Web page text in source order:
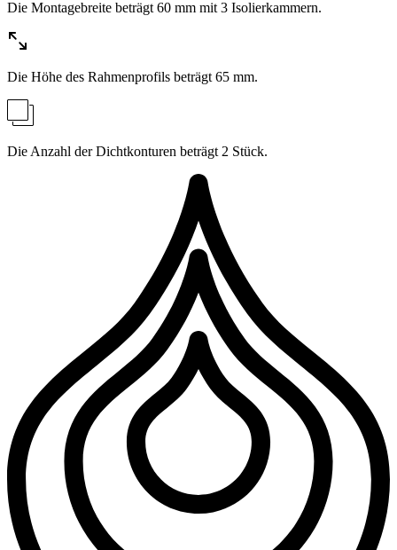
Die Montagebreite beträgt 60 mm mit 3 Isolierkammern.
Die Höhe des Rahmenprofils beträgt 65 mm.
Die Anzahl der Dichtkonturen beträgt 2 Stück.